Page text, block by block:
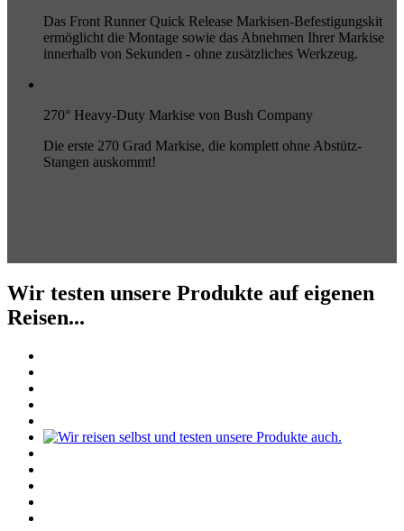
Das Front Runner Quick Release Markisen-Befestigungskit
ermöglicht die Montage sowie das Abnehmen Ihrer Markise
innerhalb von Sekunden - ohne zusätzliches Werkzeug.
270° Heavy-Duty Markise von Bush Company
Die erste 270 Grad Markise, die komplett ohne Abstütz-
Stangen auskommt!
Wir testen unsere Produkte auf eigenen
Reisen...